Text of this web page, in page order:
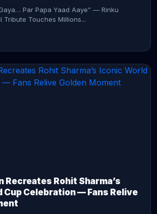
Par Papa Yaad Aaye” — Rinku
Tribute Touches Millions...
Recreates Rohit Sharma’s
Cup Celebration — Fans Relive